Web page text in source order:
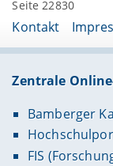
Seite 22830
Kontakt
Zentrale
Bamberger
FIS